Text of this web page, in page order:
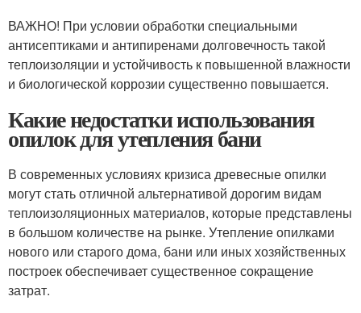
ВАЖНО! При условии обработки специальными
антисептиками и антипиренами долговечность такой
теплоизоляции и устойчивость к повышенной влажности
и биологической коррозии существенно повышается.
Какие недостатки использования
опилок для утепления бани
В современных условиях кризиса древесные опилки
могут стать отличной альтернативой дорогим видам
теплоизоляционных материалов, которые представлены
в большом количестве на рынке. Утепление опилками
нового или старого дома, бани или иных хозяйственных
построек обеспечивает существенное сокращение
затрат.